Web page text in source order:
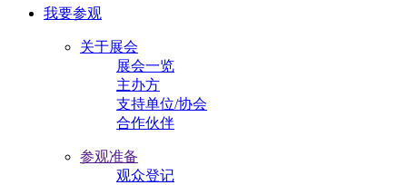
我要参观
关于展会
展会一览
主办方
支持单位/协会
合作伙伴
参观准备
观众登记